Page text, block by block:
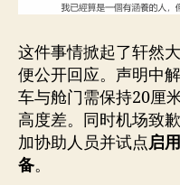
这件事情掀起了轩然
便公开回应。声明中
车与舱门需保持20厘
高度差。同时机场致
加协助人员并试点启
备。